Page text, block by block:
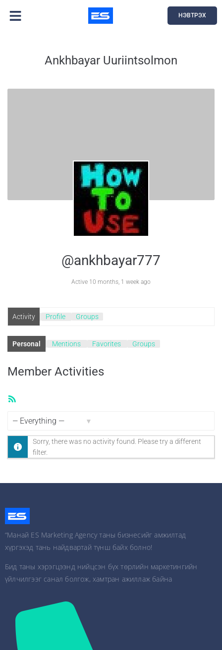
НЭВТРЭХ
Ankhbayar Uuriintsolmon
@ankhbayar777
Active 10 months, 1 week ago
Activity Profile Groups
Personal Mentions Favorites Groups
Member Activities
Sorry, there was no activity found. Please try a different
filter.
“Манай ES Marketing Agency таны бизнесийг амжилтад
хүргэхэд тань найдвартай түнш байх болно!
Бид таны хэрэгцээнд нийцсэн бүх төрлийн маркетингийн
үйлчилгээг санал болгож, хамтран ажиллаж байна